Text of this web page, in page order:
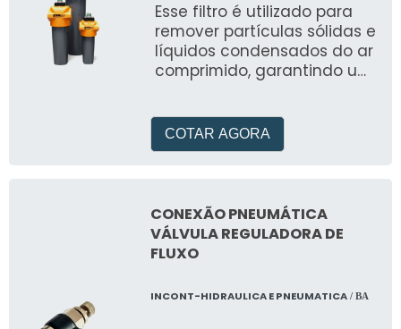
Esse filtro é utilizado para
remover partículas sólidas e
líquidos condensados do ar
comprimido, garantindo um
pneumáticas
COTAR AGORA
CONEXÃO PNEUMÁTICA
VÁLVULA REGULADORA DE
FLUXO
INCONT-HIDRAULICA E PNEUMATICA/ BA